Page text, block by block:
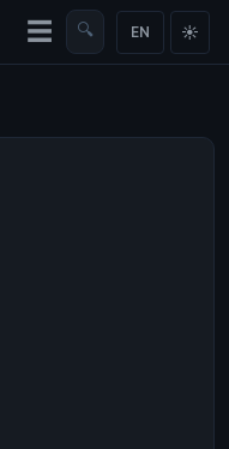
☰ 🔍 EN ☀